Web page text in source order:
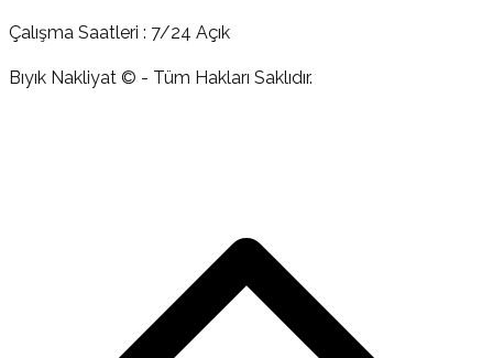
Çalışma Saatleri : 7/24 Açık
Bıyık Nakliyat © - Tüm Hakları Saklıdır.